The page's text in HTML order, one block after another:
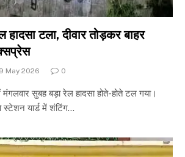
टला, दीवार तोड़कर बाहर
May 2026 0
सुबह बड़ा रेल हादसा होते-होते टल गया।
यार्ड में शंटिंग…